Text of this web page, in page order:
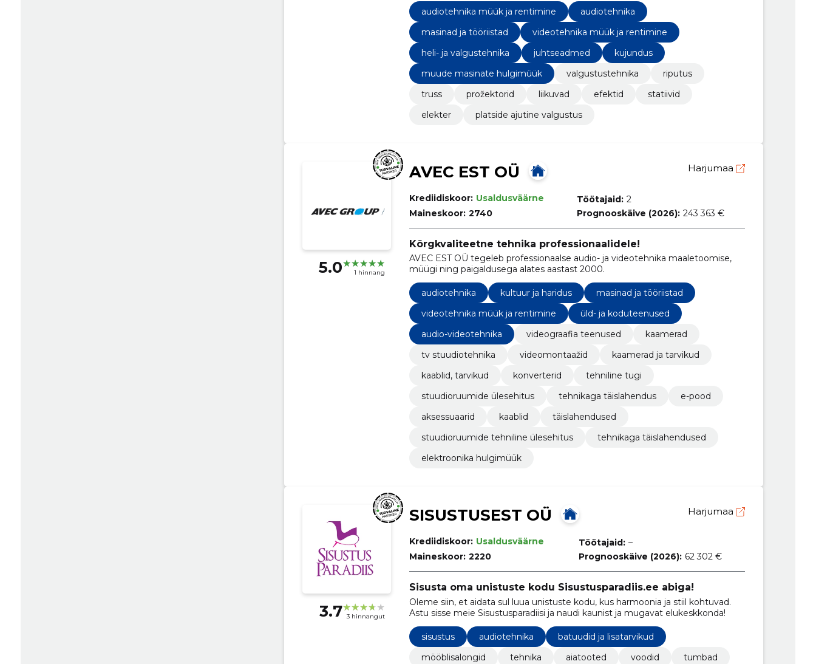
audiotehnika müük ja rentimine
audiotehnika
masinad ja tööriistad
videotehnika müük ja rentimine
heli- ja valgustehnika
juhtseadmed
kujundus
muude masinate hulgimüük
valgustustehnika
riputus
truss
prožektorid liikuvad efektid
statiivid
elekter
platside ajutine valgustus
5.0 1 hinnang
AVEC EST OÜ Harjumaa
Krediidiskoor: Usaldusväärne
Maineskoor: 2740
Töötajaid: 2
Prognooskäive (2026): 243 363 €
Kõrgkvaliteetne tehnika professionaalidele!
AVEC EST OÜ tegeleb professionaalse audio- ja videotehnika maaletoomise,
müügi ning paigaldusega alates aastast 2000.
audiotehnika kultuur ja haridus
masinad ja tööriistad
videotehnika müük ja rentimine
üld- ja koduteenused
audio-videotehnika
videograafia teenused
kaamerad
tv stuudiotehnika
videomontaažid
kaamerad ja tarvikud
kaablid, tarvikud
konverterid
tehniline tugi
stuudioruumide ülesehitus
tehnikaga täislahendus
e-pood
aksessuaarid
kaablid
täislahendused
stuudioruumide tehniline ülesehitus
tehnikaga täislahendused
elektroonika hulgimüük
3.7 3 hinnangut
SISUSTUSEST OÜ Harjumaa
Krediidiskoor: Usaldusväärne
Maineskoor: 2220
Töötajaid: –
Prognooskäive (2026): 62 302 €
Sisusta oma unistuste kodu Sisustusparadiis.ee abiga!
Oleme siin, et aidata sul luua unistuste kodu, kus harmoonia ja stiil kohtuvad.
Astu sisse meie Sisustusparadiisi ja naudi kaunist ja mugavat elukeskkonda!
sisustus audiotehnika
batuudid ja lisatarvikud
mööblisalongid
tehnika aiatooted voodid
tumbad